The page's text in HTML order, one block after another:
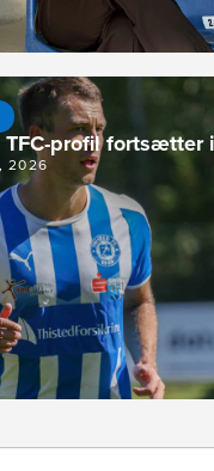
profil fortsætter
2026